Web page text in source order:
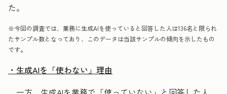
た。
※今回の調査では、業務に生成AIを使っていると回答した人は136名と限られ
たサンプル数となっており、このデータは当該サンプルの傾向を示したもの
です。
・生成AIを「使わない」理由